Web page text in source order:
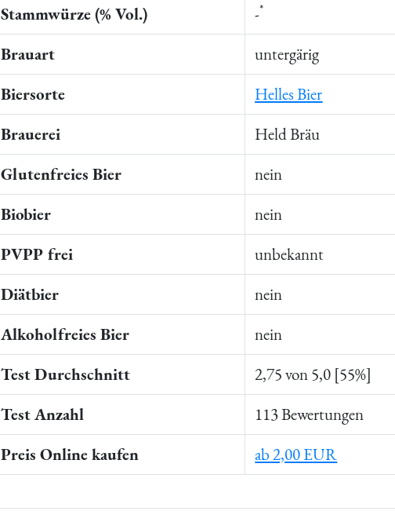
Stammwürze (% Vol.) -*
Brauart
untergärig
Biersorte
Helles Bier
Brauerei
Held Bräu
Glutenfreies Bier
nein
Biobier
nein
PVPP frei
unbekannt
Diätbier
nein
Alkoholfreies Bier
nein
Test Durchschnitt
2,75 von 5,0 [55%]
Test Anzahl
113 Bewertungen
Preis Online kaufen
ab 2,00 EUR